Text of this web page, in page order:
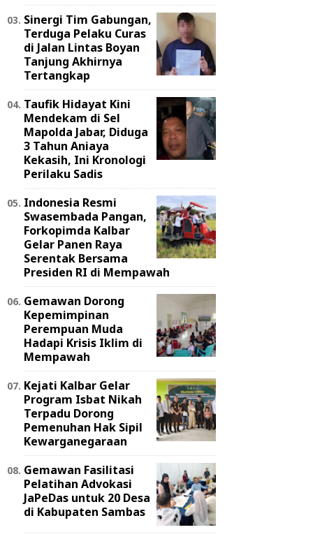
Sinergi Tim Gabungan,
Terduga Pelaku Curas
di Jalan Lintas Boyan
Tanjung Akhirnya
Tertangkap
Taufik Hidayat Kini
Mendekam di Sel
Mapolda Jabar, Diduga
3 Tahun Aniaya
Kekasih, Ini Kronologi
Perilaku Sadis
Indonesia Resmi
Swasembada Pangan,
Forkopimda Kalbar
Gelar Panen Raya
Serentak Bersama
Presiden RI di Mempawah
Gemawan Dorong
Kepemimpinan
Perempuan Muda
Hadapi Krisis Iklim di
Mempawah
Kejati Kalbar Gelar
Program Isbat Nikah
Terpadu Dorong
Pemenuhan Hak Sipil
Kewarganegaraan
Gemawan Fasilitasi
Pelatihan Advokasi
JaPeDas untuk 20 Desa
di Kabupaten Sambas